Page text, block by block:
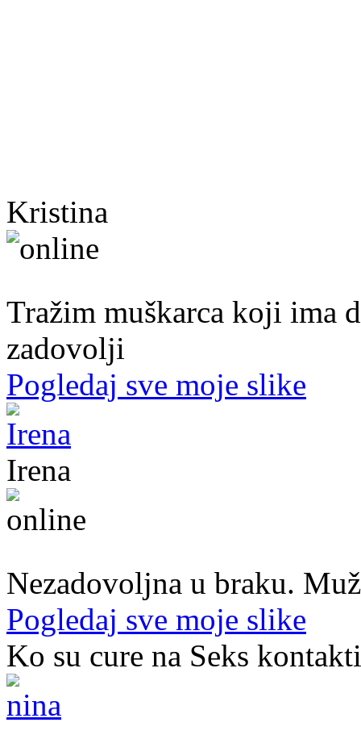
Kristina
Tražim muškarca koji ima
zadovolji
Pogledaj sve moje slike
Irena
Nezadovoljna u braku.
Pogledaj sve moje slike
Ko su cure na Seks